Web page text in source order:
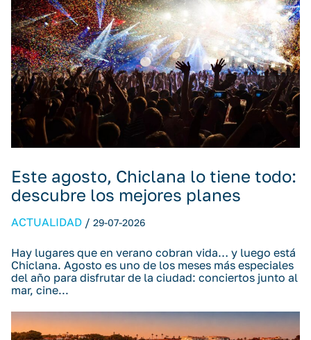
Este agosto, Chiclana lo tiene todo:
descubre los mejores planes
ACTUALIDAD / 29-07-2026
Hay lugares que en verano cobran vida… y luego está
Chiclana. Agosto es uno de los meses más especiales
del año para disfrutar de la ciudad: conciertos junto al
mar, cine...